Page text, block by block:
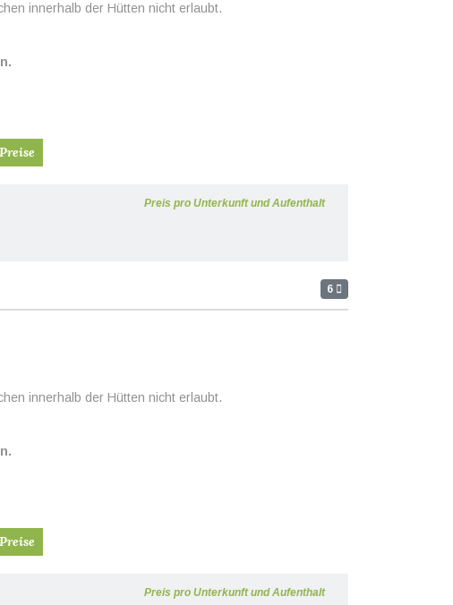
innerhalb der Hütten nicht erlaubt.
Preise
Preis pro Unterkunft und Aufenthalt
6
innerhalb der Hütten nicht erlaubt.
Preise
Preis pro Unterkunft und Aufenthalt